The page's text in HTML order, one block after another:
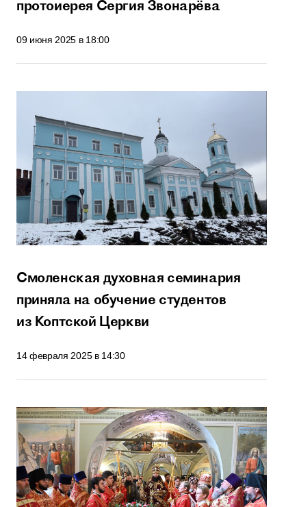
протоиерея Сергия Звонарёва
09 июня 2025 в 18:00
Смоленская духовная семинария
приняла на обучение студентов
из Коптской Церкви
14 февраля 2025 в 14:30